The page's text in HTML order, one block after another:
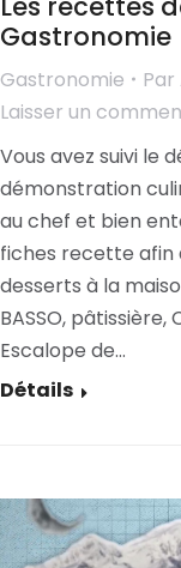
Gastronomie
Gastronomie Par
Laisser un
Vous avez suivi le
démonstration
au chef et bien
fiches recette afin
desserts à la
BASSO,
Escalope de…
Détails